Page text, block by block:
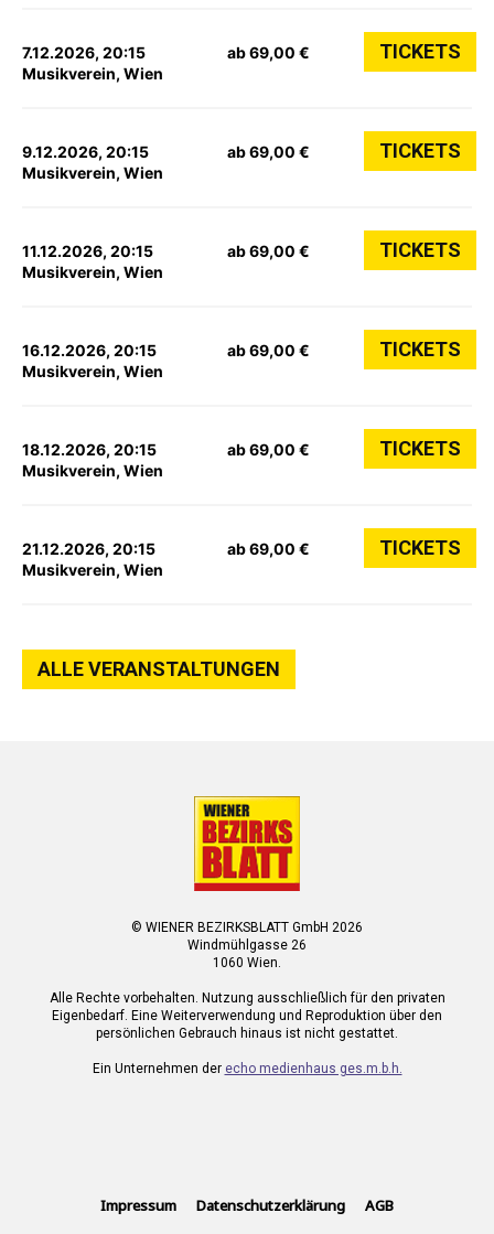
7.12.2026, 20:15
Musikverein, Wien
ab 69,00 € TICKETS
9.12.2026, 20:15
Musikverein, Wien
ab 69,00 € TICKETS
11.12.2026, 20:15
Musikverein, Wien
ab 69,00 € TICKETS
16.12.2026, 20:15
Musikverein, Wien
ab 69,00 € TICKETS
18.12.2026, 20:15
Musikverein, Wien
ab 69,00 € TICKETS
21.12.2026, 20:15
Musikverein, Wien
ab 69,00 € TICKETS
ALLE VERANSTALTUNGEN
© WIENER BEZIRKSBLATT GmbH 2026
Windmühlgasse 26
1060 Wien.
Alle Rechte vorbehalten. Nutzung ausschließlich für den privaten
Eigenbedarf. Eine Weiterverwendung und Reproduktion über den
persönlichen Gebrauch hinaus ist nicht gestattet.
Ein Unternehmen der echo medienhaus ges.m.b.h.
Impressum Datenschutzerklärung AGB